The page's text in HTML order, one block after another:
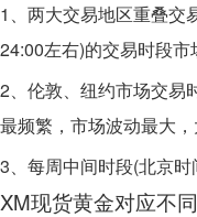
1、两大交易地区重叠交
24:00左右)的交易时段市
2、伦敦、纽约市场交易
最频繁，市场波动最大，
3、每周中间时段(北京
XM现货黄金对应不